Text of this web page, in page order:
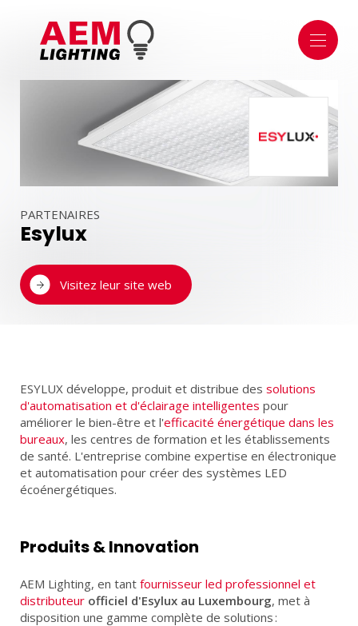
ACCUEIL
FR DE
NOTRE SHOWROOM DE MERSCH
ÉCLAIRAGE
ÉCLAIRAGE EXTÉRIEUR
APPLICATIONS & SMARTPHONES
CAPTEURS ET DÉTECTEURS
PROJETS
PARTENAIRES
Esylux
Visitez leur site web
ESYLUX développe, produit et distribue des solutions
d'automatisation et d'éclairage intelligentes pour
améliorer le bien-être et l'efficacité énergétique dans les
bureaux, les centres de formation et les établissements
de santé. L'entreprise combine expertise en électronique
et automatisation pour créer des systèmes LED
écoénergétiques.
Produits & Innovation
AEM Lighting, en tant fournisseur led professionnel et
distributeur officiel d'Esylux au Luxembourg, met à
disposition une gamme complète de solutions :